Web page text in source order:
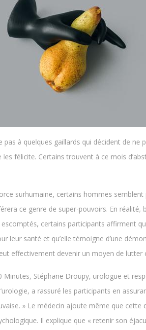
pas à quelques gaillards qui décident de
félicite. Certains trouvent à ce mois
surhumaine, certains hommes
ce genre de super-pouvoirs. En réalité,
escomptés, certains participants affirment
leur santé et qu’elle témoigne d’une
effectivement devenir un moyen de
Minutes, Stéphane Droupy, urologue et
a rassuré les participants en
» Le médecin ajoute même que
Il explique que « retenir son